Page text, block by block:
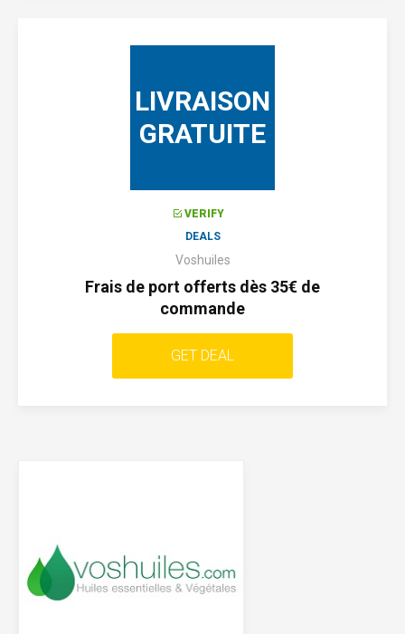
LIVRAISON
GRATUITE
VERIFY
DEALS
Voshuiles
Frais de port offerts dès 35€ de
commande
GET DEAL